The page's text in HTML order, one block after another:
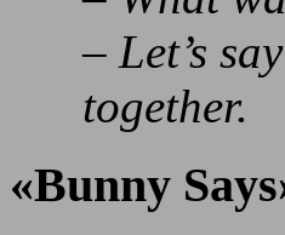
– Let’s
together.
«Bunny